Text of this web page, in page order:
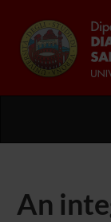
An